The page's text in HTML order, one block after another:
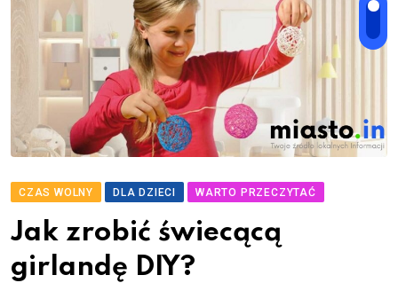
CZAS WOLNY DLA DZIECI WARTO PRZECZYTAĆ
Jak zrobić świecącą
girlandę DIY?